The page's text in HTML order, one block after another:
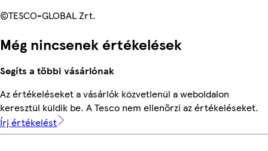
©TESCO-GLOBAL Zrt.
Még nincsenek értékelések
Segíts a többi vásárlónak
Az értékeléseket a vásárlók közvetlenül a weboldalon
keresztül küldik be. A Tesco nem ellenőrzi az értékeléseket.
Írj értékelést